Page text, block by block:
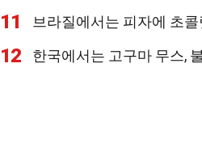
11 브라질에서는 피자에 초
12 한국에서는 고구마 무스,